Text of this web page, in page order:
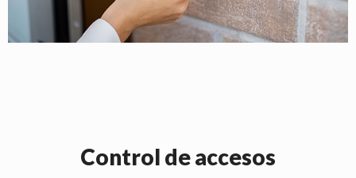
Control de accesos